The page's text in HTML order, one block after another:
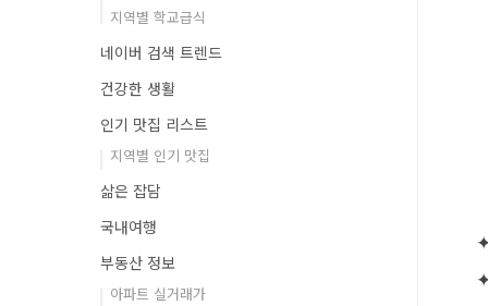
지역별 학교급식
네이버 검색 트렌드
건강한 생활
인기 맛집 리스트
지역별 인기 맛집
삶은 잡담
국내여행
부동산 정보
아파트 실거래가